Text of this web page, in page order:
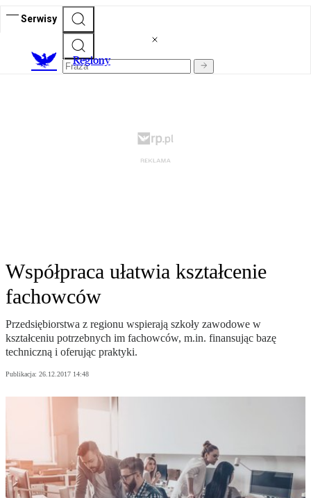
Serwisy
Regiony
Współpraca ułatwia kształcenie
fachowców
Przedsiębiorstwa z regionu wspierają szkoły zawodowe w
kształceniu potrzebnych im fachowców, m.in. finansując bazę
techniczną i oferując praktyki.
Publikacja: 26.12.2017 14:48